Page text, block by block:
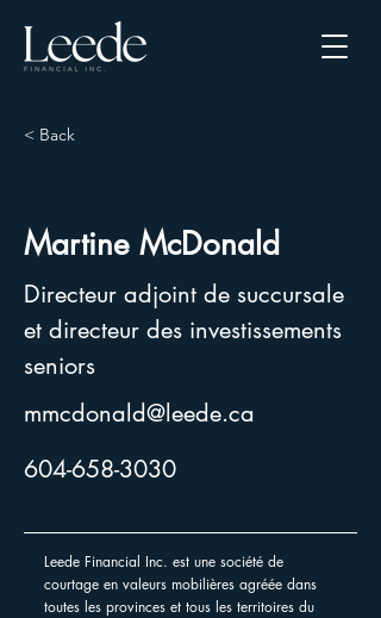
< Back
Martine McDonald
Directeur adjoint de succursale
et directeur des investissements
seniors
mmcdonald@leede.ca
604-658-3030
Leede Financial Inc. est une société de
courtage en valeurs mobilières agréée dans
toutes les provinces et tous les territoires du